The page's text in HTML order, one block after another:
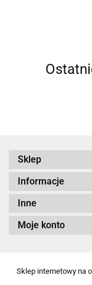
Sklep
Informacje
Inne
Moje konto
Sklep internetowy na